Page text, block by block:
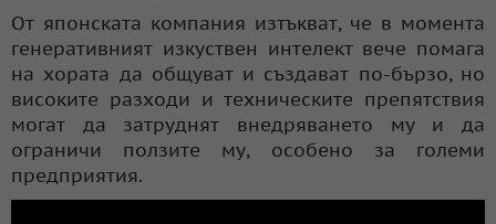
От японската компания изтъкват, че в момента
генеративният изкуствен интелект вече помага
на хората да общуват и създават по-бързо, но
високите разходи и техническите препятствия
могат да затруднят внедряването му и да
ограничи ползите му, особено за големи
предприятия.